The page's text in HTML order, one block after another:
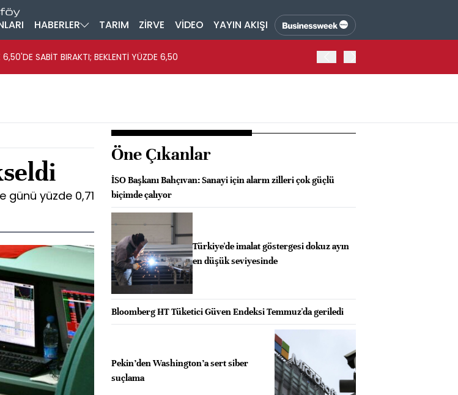
HABERLER TARIM ZİRVE VİDEO YAYIN AKIŞI
SABİT BIRAKTI; BEKLENTİ YÜZDE 6,50
günü yüzde 0,71
Öne Çıkanlar
İSO Başkanı Bahçıvan: Sanayi için alarm zilleri çok güçlü
biçimde çalıyor
Türkiye'de imalat göstergesi dokuz ayın
en düşük seviyesinde
Bloomberg HT Tüketici Güven Endeksi Temmuz'da geriledi
Pekin’den Washington’a sert siber
suçlama